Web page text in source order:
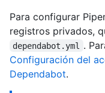
Para configurar
registros privados,
dependabot.yml
.
Configuración del
Dependabot.